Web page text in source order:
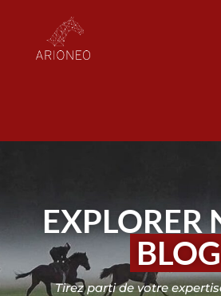
EXPLORER
BLOG
Tirez parti de votre